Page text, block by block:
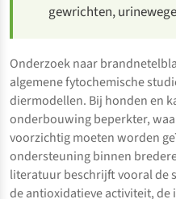
gewrichten,
Onderzoek naar
algemene fytochemische
diermodellen. Bij honden en
onderbouwing beperkter,
voorzichtig moeten worden
ondersteuning binnen
literatuur beschrijft vooral de
de antioxidatieve activiteit,